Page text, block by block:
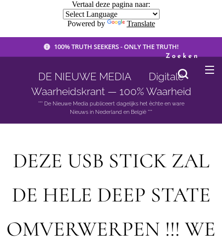
Vertaal deze pagina naar:
Powered by Translate
100% TRUTH SEEKERS - ONLY THE TRUTH!
DE NIEUWE MEDIA 🟣 Digitale
Waarheidskrant — 100% Waarheid
*** De Nieuwe Media publiceert dagelijks het èchte en ware
Nieuws in Nederland en België ***
Zoeken
DEZE USB STICK ZAL
DE HELE DEEP STATE
OMVERWERPEN !!! WE